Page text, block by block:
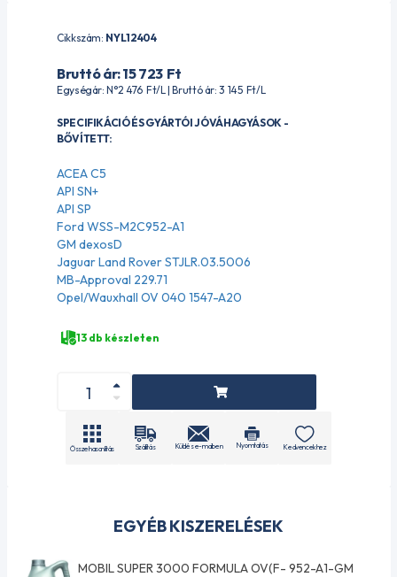
EGYÉB KISZERELÉSEK
MOBIL SUPER 3000 FORMULA OV(F- 952-A1-GM
Cikkszám: NYL12404
Bruttó ár: 15 723 Ft
Egységár: N°2 476 Ft/L | Bruttó ár: 3 145 Ft/L
SPECIFIKÁCIÓ ÉS GYÁRTÓI JÓVÁHAGYÁSOK -
BŐVÍTETT:
ACEA C5
API SN+
API SP
Ford WSS-M2C952-A1
GM dexosD
Jaguar Land Rover STJLR.03.5006
MB-Approval 229.71
Opel/Wauxhall OV 040 1547-A20
13 db készleten
Összehasonlítás Szállítás Küldés e-mailben Nyomtatás Kedvencekhez